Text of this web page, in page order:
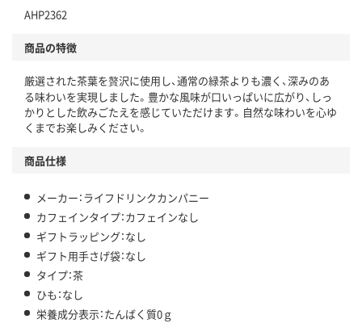
AHP2362
商品の特徴
厳選された茶葉を贅沢に使用し、通常の緑茶よりも濃く、深みのあ
る味わいを実現しました。豊かな風味が口いっぱいに広がり、しっ
かりとした飲みごたえを感じていただけます。自然な味わいを心ゆ
くまでお楽しみください。
商品仕様
メーカー：ライフドリンクカンパニー
カフェインタイプ：カフェインなし
ギフトラッピング：なし
ギフト用手さげ袋：なし
タイプ：茶
ひも：なし
栄養成分表示：たんばく質0ｇ